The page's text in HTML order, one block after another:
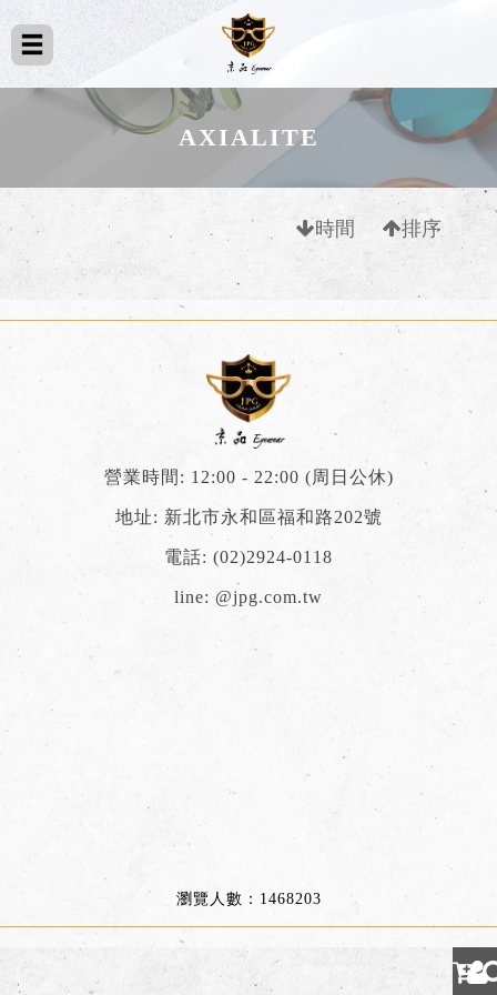
AXIALITE
時間 排序
營業時間: 12:00 - 22:00 (周日公休)
地址: 新北市永和區福和路202號
電話: (02)2924-0118
line: @jpg.com.tw
瀏覽人數：1468203